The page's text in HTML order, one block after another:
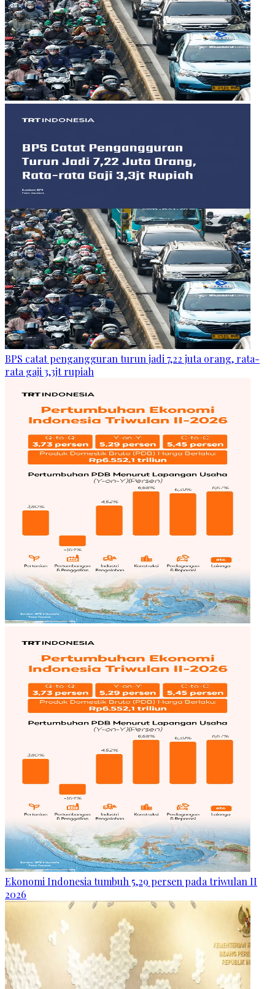
BPS catat pengangguran turun jadi 7,22 juta orang, rata-
rata gaji 3,3jt rupiah
Ekonomi Indonesia tumbuh 5,29 persen pada triwulan II
2026